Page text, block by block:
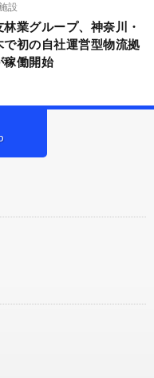
設
林業グループ、神奈川・
で初の自社運営型物流拠
稼働開始